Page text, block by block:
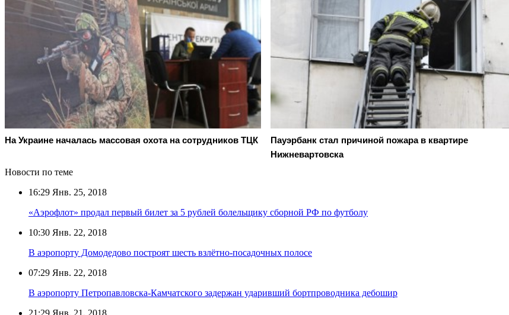
На Украине началась массовая охота на сотрудников ТЦК
Пауэрбанк стал причиной пожара в квартире
Нижневартовска
Новости по теме
16:29 Янв. 25, 2018
«Аэрофлот» продал первый билет за 5 рублей болельщику сборной РФ по футболу
10:30 Янв. 22, 2018
В аэропорту Домодедово построят шесть взлётно-посадочных полосе
07:29 Янв. 22, 2018
В аэропорту Петропавловска-Камчатского задержан ударивший бортпроводника дебошир